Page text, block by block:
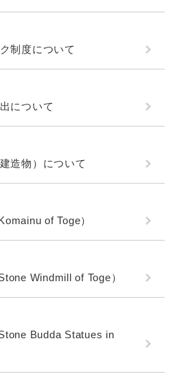
制度について
について
造物）について
of Toge）
Windmill of Toge）
Budda Statues in